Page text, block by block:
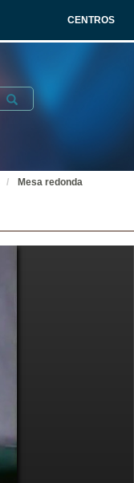
CENTROS
Submit
Mesa redonda